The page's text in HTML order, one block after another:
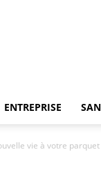
ENTREPRISE
vie à votre